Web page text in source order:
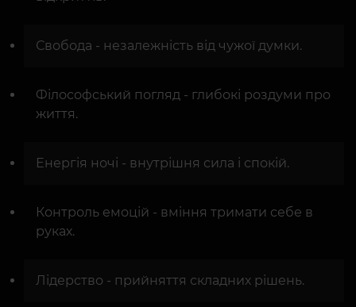
Свобода - незалежність від чужої думки.
Філософський погляд - глибокі роздуми про
життя.
Енергія ночі - внутрішня сила і спокій.
Контроль емоцій - вміння тримати себе в
руках.
Лідерство - прийняття складних рішень.